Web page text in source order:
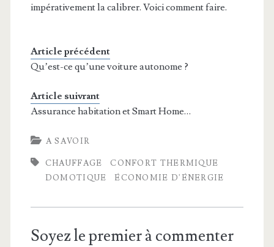
impérativement la calibrer. Voici comment faire.
Article précédent
Qu’est-ce qu’une voiture autonome ?
Article suivrant
Assurance habitation et Smart Home…
A SAVOIR
CHAUFFAGE
CONFORT THERMIQUE
DOMOTIQUE
ÉCONOMIE D'ÉNERGIE
Soyez le premier à commenter